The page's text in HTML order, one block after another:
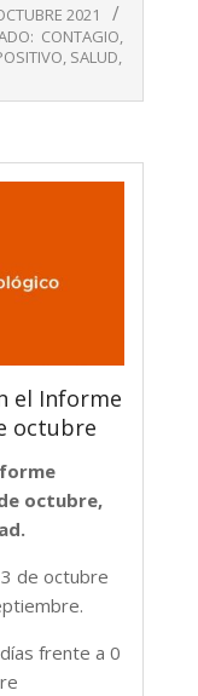
2021
CONTAGIO,
, SALUD,
el Informe
octubre
octubre,
de octubre
frente a 0